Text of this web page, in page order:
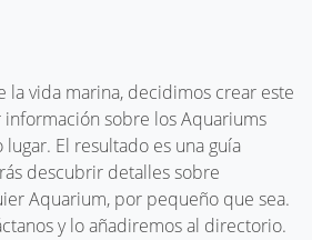
la vida marina, decidimos crear este
sobre los Aquariums
El resultado es una guía
descubrir detalles sobre
Aquarium, por pequeño que sea.
y lo añadiremos al directorio.